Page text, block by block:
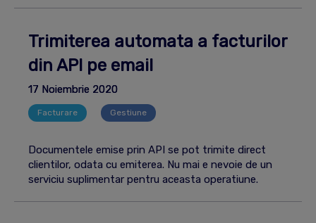
Trimiterea automata a facturilor
din API pe email
17 Noiembrie 2020
Facturare Gestiune
Documentele emise prin API se pot trimite direct
clientilor, odata cu emiterea. Nu mai e nevoie de un
serviciu suplimentar pentru aceasta operatiune.